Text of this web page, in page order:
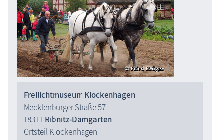
Freilichtmuseum Klockenhagen
Mecklenburger Straße 57
18311 Ribnitz-Damgarten
Ortsteil Klockenhagen